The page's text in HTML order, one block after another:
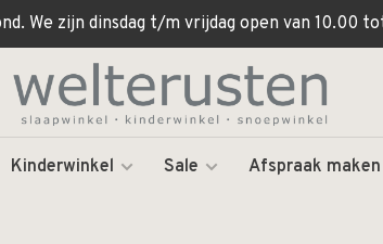
We zijn dinsdag t/m vrijdag open van 10.00
Kinderwinkel Sale Afspraak maken